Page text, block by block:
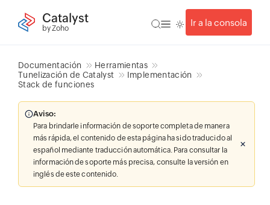
Catalyst
by Zoho
Ir a la consola
Documentación
Herramientas
Tunelización de Catalyst
Implementación
Stack de funciones
Aviso:
Para brindarle información de soporte completa de manera
más rápida, el contenido de esta página ha sido traducido al
español mediante traducción automática. Para consultar la
información de soporte más precisa, consulte la versión en
inglés de este contenido.